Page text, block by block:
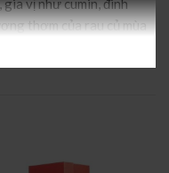
vị như cumin, đinh
thơm của rau củ mùa
tuyệt vời.
và hương vị bánh
hợp với hương vị kem từ
mượt trên vòm miệng.